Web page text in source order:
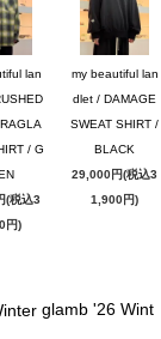
lan
/ G
(税込3
円)
my beautiful lan
dlet / DAMAGE
SWEAT SHIRT /
BLACK
29,000円(税込3
1,900円)
glamb '26 Wint